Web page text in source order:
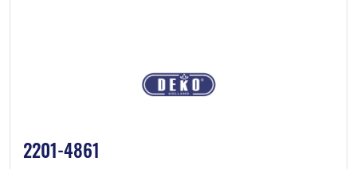
2201-4861